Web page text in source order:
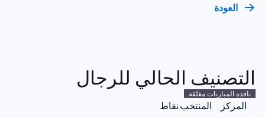
العودة
التصنيف الحالي للرجال
نافذة المباريات مغلقة
المركز المنتخب نقاط